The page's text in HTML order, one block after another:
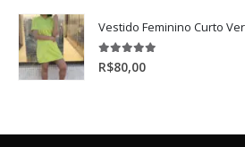
Vestido Feminino Curto
5.00de 5
R$80,00